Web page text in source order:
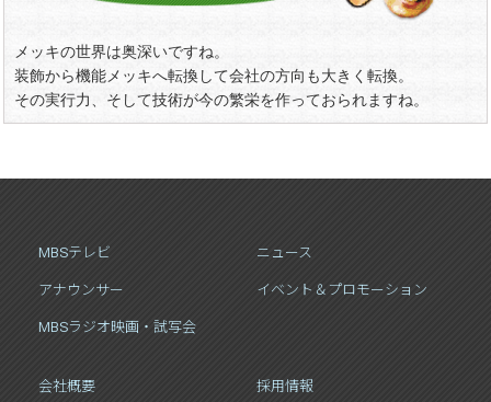
メッキの世界は奥深いですね。
装飾から機能メッキへ転換して会社の方向も大きく転換。
その実行力、そして技術が今の繁栄を作っておられますね。
MBSテレビ ニュース
アナウンサー イベント＆プロモーション
MBSラジオ映画・試写会
会社概要 採用情報